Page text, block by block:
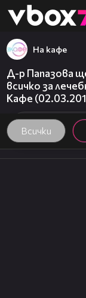
👾
Всички
На кафе
Д-р Папазова
всичко за
Кафе
09:09